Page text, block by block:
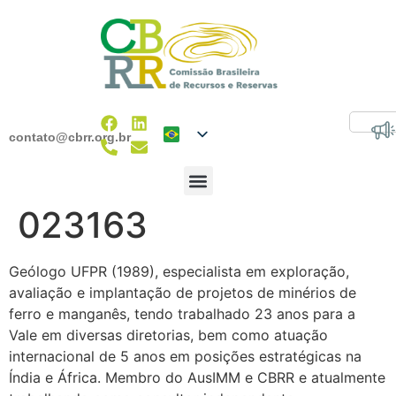
contato@cbrr.org.br
023163
Geólogo UFPR (1989), especialista em exploração,
avaliação e implantação de projetos de minérios de
ferro e manganês, tendo trabalhado 23 anos para a
Vale em diversas diretorias, bem como atuação
internacional de 5 anos em posições estratégicas na
Índia e África. Membro do AusIMM e CBRR e atualmente